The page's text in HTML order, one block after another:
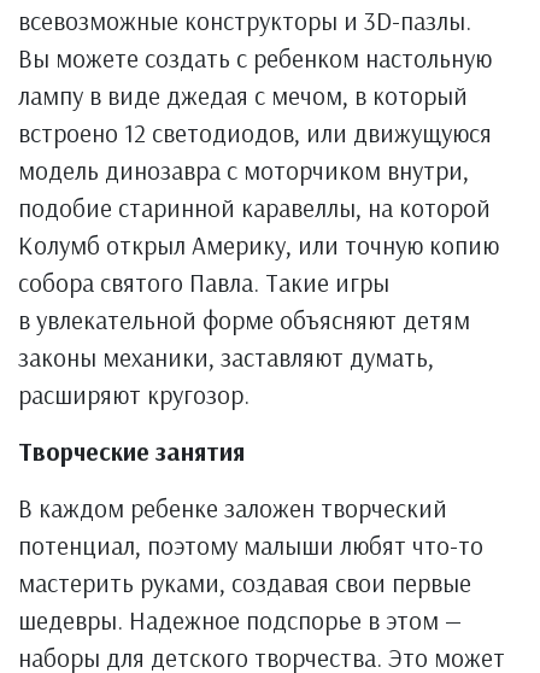
всевозможные конструкторы и 3D-пазлы.
Вы можете создать с ребенком настольную
лампу в виде джедая с мечом, в который
встроено 12 светодиодов, или движущуюся
модель динозавра с моторчиком внутри,
подобие старинной каравеллы, на которой
Колумб открыл Америку, или точную копию
собора святого Павла. Такие игры
в увлекательной форме объясняют детям
законы механики, заставляют думать,
расширяют кругозор.
Творческие занятия
В каждом ребенке заложен творческий
потенциал, поэтому малыши любят что-то
мастерить руками, создавая свои первые
шедевры. Надежное подспорье в этом —
наборы для детского творчества. Это может